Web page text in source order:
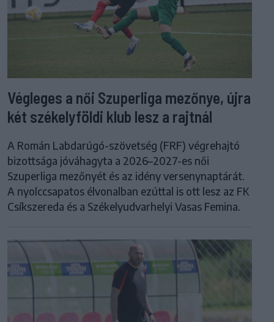
Végleges a női Szuperliga mezőnye, újra
két székelyföldi klub lesz a rajtnál
A Román Labdarúgó-szövetség (FRF) végrehajtó
bizottsága jóváhagyta a 2026–2027-es női
Szuperliga mezőnyét és az idény versenynaptárát.
A nyolccsapatos élvonalban ezúttal is ott lesz az FK
Csíkszereda és a Székelyudvarhelyi Vasas Femina.